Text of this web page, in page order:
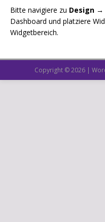
Bitte navigiere zu Design
Dashboard und platziere
Widgetbereich.
Copyright © 2026 |